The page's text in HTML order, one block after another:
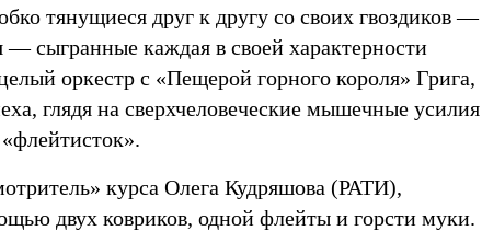
тянущиеся друг к другу со своих гвоздиков —
сыгранные каждая в своей характерности
оркестр с «Пещерой горного короля» Грига,
глядя на сверхчеловеческие мышечные усилия
курса Олега Кудряшова (РАТИ),
двух ковриков, одной флейты и горсти муки.